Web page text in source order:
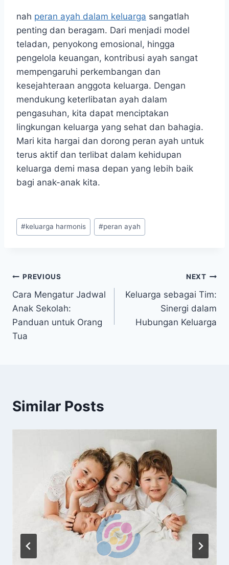
nah peran ayah dalam keluarga sangatlah
penting dan beragam. Dari menjadi model
teladan, penyokong emosional, hingga
pengelola keuangan, kontribusi ayah sangat
mempengaruhi perkembangan dan
kesejahteraan anggota keluarga. Dengan
mendukung keterlibatan ayah dalam
pengasuhan, kita dapat menciptakan
lingkungan keluarga yang sehat dan bahagia.
Mari kita hargai dan dorong peran ayah untuk
terus aktif dan terlibat dalam kehidupan
keluarga demi masa depan yang lebih baik
bagi anak-anak kita.
Post
Tags:
#keluarga harmonis #peran ayah
Navigasi
pos
PREVIOUS
Cara Mengatur Jadwal
Anak Sekolah:
Panduan untuk Orang
Tua
NEXT
Keluarga sebagai Tim:
Sinergi dalam
Hubungan Keluarga
Similar Posts